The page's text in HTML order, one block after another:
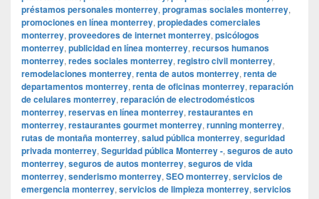
préstamos personales monterrey, programas sociales monterrey,
promociones en línea monterrey, propiedades comerciales
monterrey, proveedores de internet monterrey, psicólogos
monterrey, publicidad en línea monterrey, recursos humanos
monterrey, redes sociales monterrey, registro civil monterrey,
remodelaciones monterrey, renta de autos monterrey, renta de
departamentos monterrey, renta de oficinas monterrey, reparación
de celulares monterrey, reparación de electrodomésticos
monterrey, reservas en línea monterrey, restaurantes en
monterrey, restaurantes gourmet monterrey, running monterrey,
rutas de montaña monterrey, salud pública monterrey, seguridad
privada monterrey, Seguridad pública Monterrey -, seguros de auto
monterrey, seguros de autos monterrey, seguros de vida
monterrey, senderismo monterrey, SEO monterrey, servicios de
emergencia monterrey, servicios de limpieza monterrey, servicios